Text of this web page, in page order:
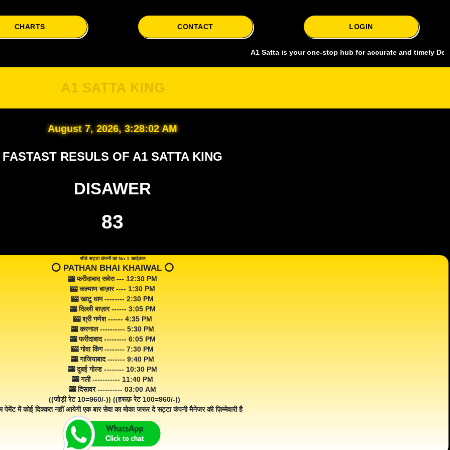
CHARTS CONTACT LOGIN
A1 Satta is your one-stop hub for accurate and timely Delhi
A1 SATTA KING
August 7, 2026, 3:28:03 AM
FASTAST RESULS OF A1 SATTA KING
DISAWER
83
सीधे सट्टा कंपनी का No 1 खाईवाल
⭕️ PATHAN BHAI KHAIWAL ⭕️
🎰 फरीदाबाद सवेरा --- 12:30 PM
🎰 कल्याण बाज़ार ---- 1:30 PM
🎰 खाटू धाम -------- 2:30 PM
🎰 दिल्ली बाज़ार ------ 3:05 PM
🎰 श्री गणेश ------ 4:35 PM
🎰 करनाल ---------- 5:30 PM
🎰 फरीदाबाद --------- 6:05 PM
🎰 गोवा किंग -------- 7:30 PM
🎰 गाजियाबाद ------- 9:40 PM
🎰 दुबई गोल्ड -------- 10:30 PM
🎰 गली ----------- 11:40 PM
🎰 दिसावर ---------- 03:00 AM
((जोड़ी रेट 10=960/-)) ((हरूफ़ रेट 100=960/-))
पेमेंट में कोई दिक्कत नहीं आयेगी एक बार सेवा का मोका जरूर दे सट्टा कंपनी मैनेजर की ज़िम्मेवारी है